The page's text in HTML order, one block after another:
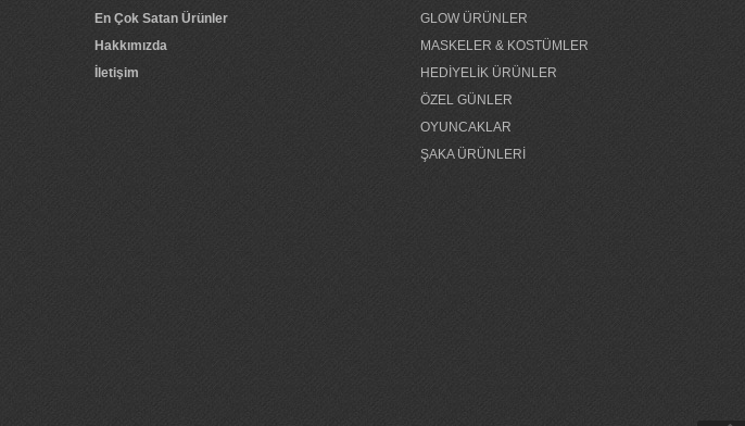
En Çok Satan Ürünler
Hakkımızda
İletişim
GLOW ÜRÜNLER
MASKELER & KOSTÜMLER
HEDİYELİK ÜRÜNLER
ÖZEL GÜNLER
OYUNCAKLAR
ŞAKA ÜRÜNLERİ